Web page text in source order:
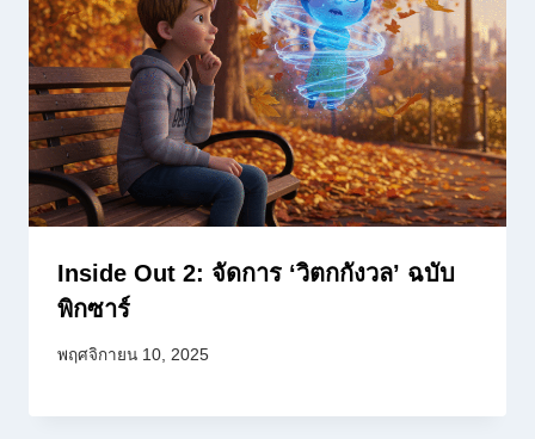
Inside Out 2: จัดการ ‘วิตกกังวล’ ฉบับ
พิกซาร์
พฤศจิกายน 10, 2025